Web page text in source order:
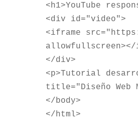
<h1>YouTube
<div id="video">
<iframe
allowfullscreen></
</div>
<p>Tutorial
title="Diseño Web
</body>
</html>